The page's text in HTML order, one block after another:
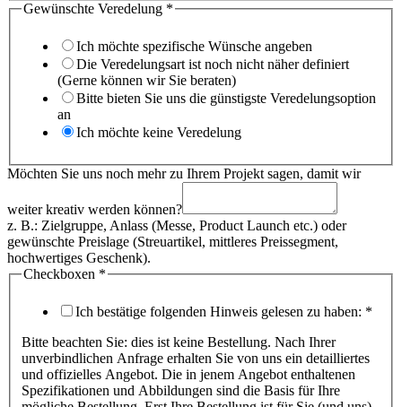
Gewünschte Veredelung *
Ich möchte spezifische Wünsche angeben
Die Veredelungsart ist noch nicht näher definiert
(Gerne können wir Sie beraten)
Bitte bieten Sie uns die günstigste Veredelungsoption
an
Ich möchte keine Veredelung
Möchten Sie uns noch mehr zu Ihrem Projekt sagen, damit wir
weiter kreativ werden können?
z. B.: Zielgruppe, Anlass (Messe, Product Launch etc.) oder
gewünschte Preislage (Streuartikel, mittleres Preissegment,
hochwertiges Geschenk).
Checkboxen *
Ich bestätige folgenden Hinweis gelesen zu haben: *
Bitte beachten Sie: dies ist keine Bestellung. Nach Ihrer
unverbindlichen Anfrage erhalten Sie von uns ein detailliertes
und offizielles Angebot. Die in jenem Angebot enthaltenen
Spezifikationen und Abbildungen sind die Basis für Ihre